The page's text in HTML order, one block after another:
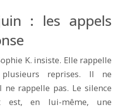
: les appels
K. insiste. Elle rappelle
reprises. Il ne
ne rappelle pas. Le silence
est, en lui-même, une